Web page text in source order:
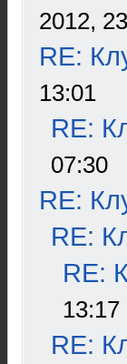
2012,
RE:
13:01
RE:
07:30
RE:
RE:
RE:
13:17
RE: